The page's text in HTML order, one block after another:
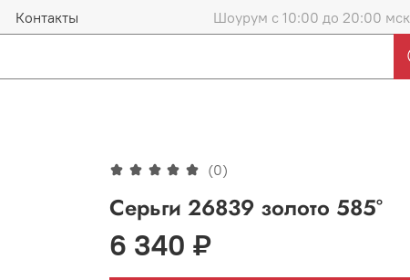
Контакты Шоурум с 10:00 до 20:00 мск
(0)
Серьги 26839 золото 585°
6 340 ₽